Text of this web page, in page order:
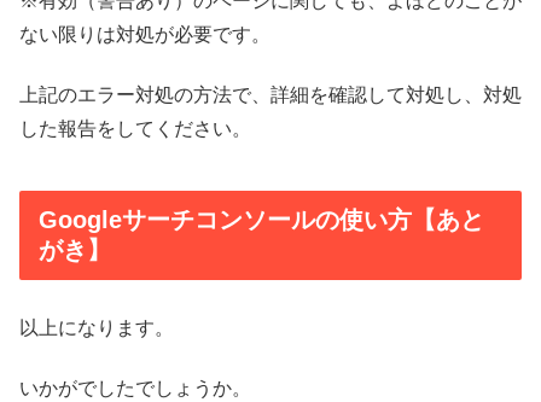
ない限りは対処が必要です。
上記のエラー対処の方法で、詳細を確認して対処し、対処
した報告をしてください。
Googleサーチコンソールの使い方【あと
がき】
以上になります。
いかがでしたでしょうか。